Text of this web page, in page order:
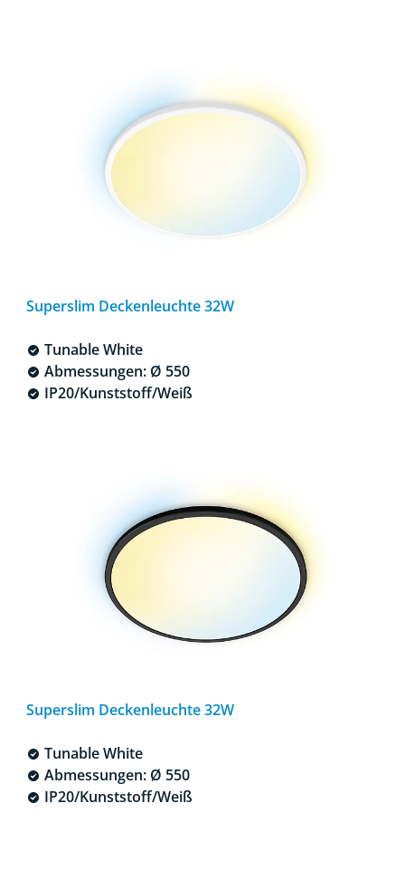
Superslim Deckenleuchte 32W
Tunable White
Abmessungen: Ø 550
IP20/Kunststoff/Weiß
Superslim Deckenleuchte 32W
Tunable White
Abmessungen: Ø 550
IP20/Kunststoff/Weiß